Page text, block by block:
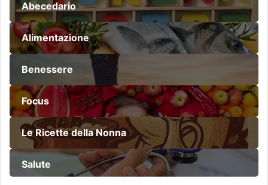
Abecedario
Alimentazione
Benessere
Focus
Le Ricette della Nonna
Salute